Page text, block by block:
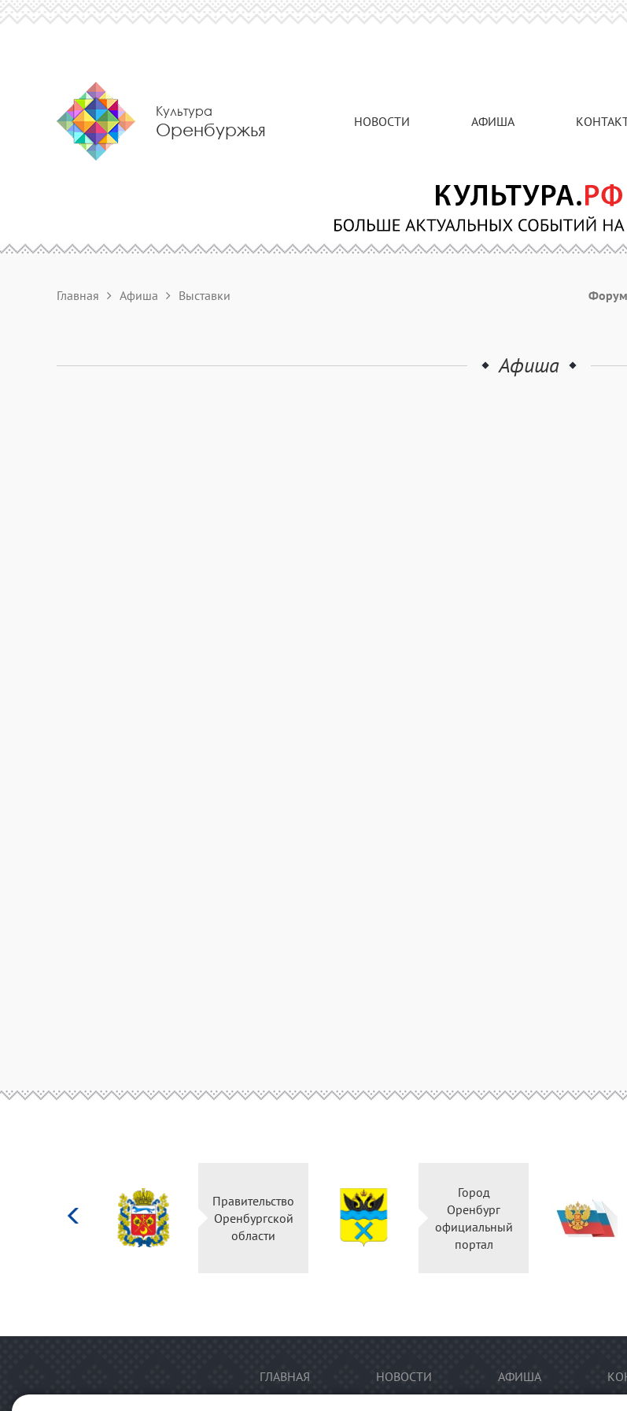
Культура
Оренбуржья НОВОСТИ АФИША
Главная Афиша Выставки
Афиша
Правительство
Оренбургской
области
Город
Оренбург
официальный
портал
ГЛАВНАЯ НОВОСТИ АФИША